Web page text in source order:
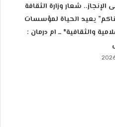
الإنجاز.. شعار وزارة الثقافة
يعيد الحياة لمؤسسات
والثقافية* ــ ام درمان :